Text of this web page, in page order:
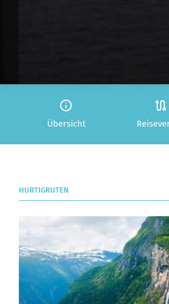
Übersicht
HURTIGRUTEN